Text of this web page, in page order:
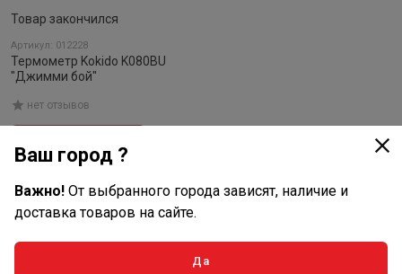
Товар закончился
Артикул: 012228
Термометр Kokido K080BU
"Джимми бой"
нет отзывов
Основанная в Гонконге в начале 1990-х годов
компания Kokido является захватывающей и
инновационной, которая посвятила свою
Ваш город ?
Важно! От выбранного города зависят, наличие и
доставка товаров на сайте.
Да